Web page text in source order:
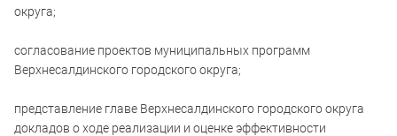
округа;
согласование проектов муниципальных программ
Верхнесалдинского городского округа;
представление главе Верхнесалдинского городского округа
докладов о ходе реализации и оценке эффективности